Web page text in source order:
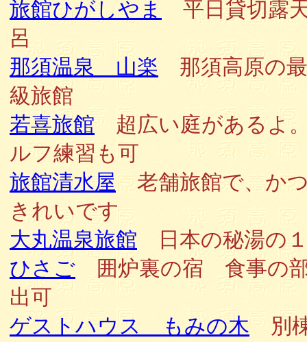
旅館ひがしやま
平日貸切露
呂
那須温泉 山楽 那須高原の
級旅館
若喜旅館超広い庭があるよ
ルフ練習も可
旅館清水屋 老舗旅館で、か
きれいです
大丸温泉旅館 日本の秘湯の
ひさご 囲炉裏の宿 食事の
出可
ゲストハウス もみの木別